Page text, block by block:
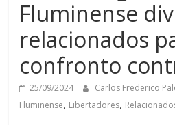
Fluminense
relacionados
confronto
25/09/2024 Carlos Frederico
Fluminense, Libertadores,